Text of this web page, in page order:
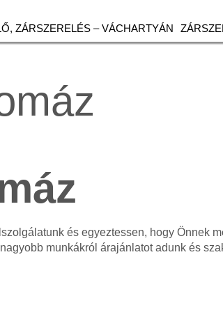
ZÁRSZERELÉS – VÁCHARTYÁN
és egyeztessen, hogy Önnek
munkákról árajánlatot adunk és